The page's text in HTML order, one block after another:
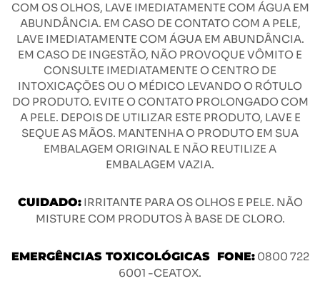
COM OS OLHOS, LAVE IMEDIATAMENTE COM ÁGUA EM
ABUNDÂNCIA. EM CASO DE CONTATO COM A PELE,
LAVE IMEDIATAMENTE COM ÁGUA EM ABUNDÂNCIA.
EM CASO DE INGESTÃO, NÃO PROVOQUE VÔMITO E
CONSULTE IMEDIATAMENTE O CENTRO DE
INTOXICAÇÕES OU O MÉDICO LEVANDO O RÓTULO
DO PRODUTO. EVITE O CONTATO PROLONGADO COM
A PELE. DEPOIS DE UTILIZAR ESTE PRODUTO, LAVE E
SEQUE AS MÃOS. MANTENHA O PRODUTO EM SUA
EMBALAGEM ORIGINAL E NÃO REUTILIZE A
EMBALAGEM VAZIA.
CUIDADO:IRRITANTE PARA OS OLHOS E PELE. NÃO
MISTURE COM PRODUTOS À BASE DE CLORO.
EMERGÊNCIAS TOXICOLÓGICAS FONE:0800 722
6001 -CEATOX.